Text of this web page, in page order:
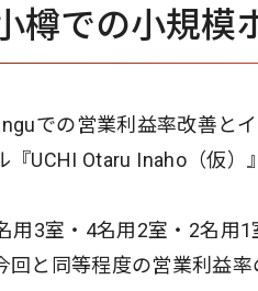
樽での小規模
での営業利益率改善と
『UCHI Otaru Inaho（仮）
用3室・4名用2室・2名用
回と同等程度の営業利益率